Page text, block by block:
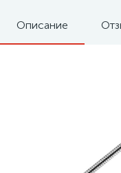
Описание